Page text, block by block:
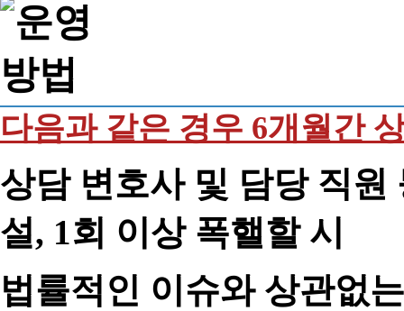
다음과 같은 경우 6개월간
상담 변호사 및 담당 직원
설, 1회 이상 폭핼할 시
법률적인 이슈와 상관없